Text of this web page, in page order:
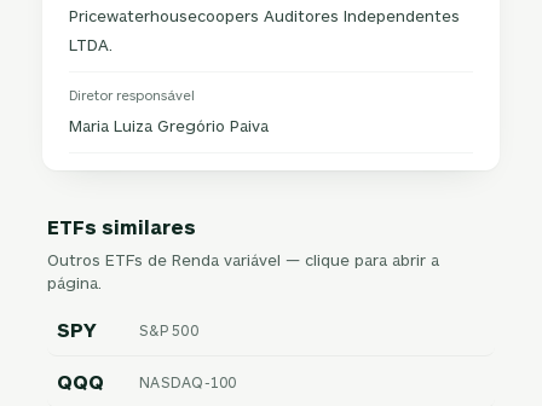
Pricewaterhousecoopers Auditores Independentes
LTDA.
Diretor responsável
Maria Luiza Gregório Paiva
ETFs similares
Outros ETFs de Renda variável — clique para abrir a
página.
SPY S&P 500
QQQ NASDAQ-100